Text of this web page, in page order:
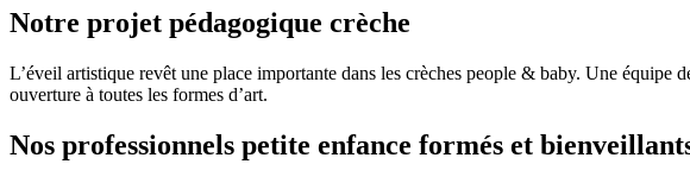
Notre projet pédagogique crèche
L’éveil artistique revêt une place importante dans les crèches people & baby. Une équipe
ouverture à toutes les formes d’art.
Nos professionnels petite enfance formés et